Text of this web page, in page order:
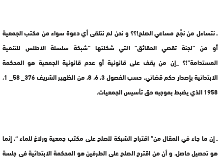
ـ نتساءل من نجَّح مساعي الصلح!؟؟ و نحن لم نتلقى أي دعوة سواء من مكتب الجمعية
أو من “لجنة تقصي الحقائق” التي شكلتها “شبكة سلسلة الاطلس للتنمية
المستدامة”!؟ _إن من يقف على قانونية أو عدم قانونية الجمعية هو المحكمة
الابتدائية بإصدار حكم قضائي، حسب الفصول 3، 6، 8، من الظهير الشريف 376_ 58_ 1،
1958 الذي يضبط بموجبه حق تأسيس الجمعيات.
ـ إن ما جاء في المقال من” اقتراح الشبكة للصلح على مكتب جمعية ورلاغ للماء “، إنما
هو تحصيل حاصل، و أن من اقترح الصلح على الطرفين هو المحكمة الابتدائية في جلسة